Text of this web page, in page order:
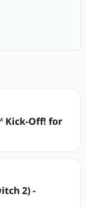
Kick-Off! for
2) -